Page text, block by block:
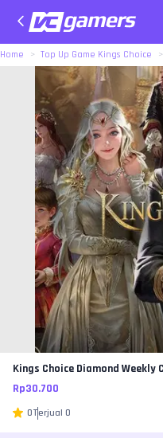
Home Top Up Game Kings Choice
Kings Choice Diamond Weekly
Rp30.700
0Terjual 0